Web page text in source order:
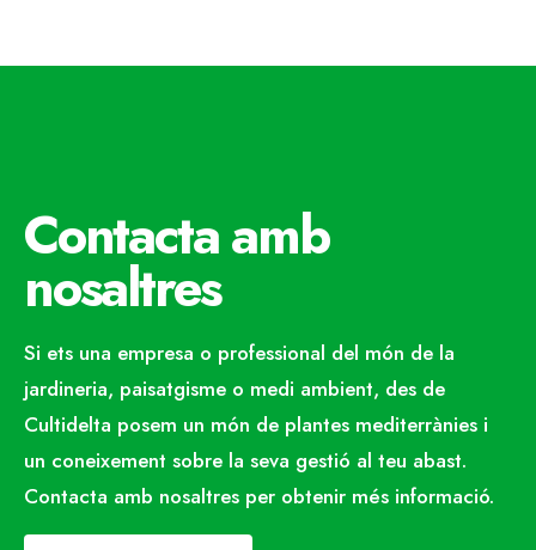
Contacta amb
nosaltres
Si ets una empresa o professional del món de la
jardineria, paisatgisme o medi ambient, des de
Cultidelta posem un món de plantes mediterrànies i
un coneixement sobre la seva gestió al teu abast.
Contacta amb nosaltres per obtenir més informació.